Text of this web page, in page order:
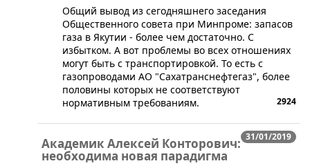
Общий вывод из сегодняшнего заседания
Общественного совета при Минпроме: запасов
газа в Якутии - более чем достаточно. С
избытком. А вот проблемы во всех отношениях
могут быть с транспортировкой. То есть с
газопроводами АО "Сахатранснефтегаз", более
половины которых не соответствуют
нормативным требованиям.
2924
31/01/2019
Академик Алексей Конторович:
необходима новая парадигма